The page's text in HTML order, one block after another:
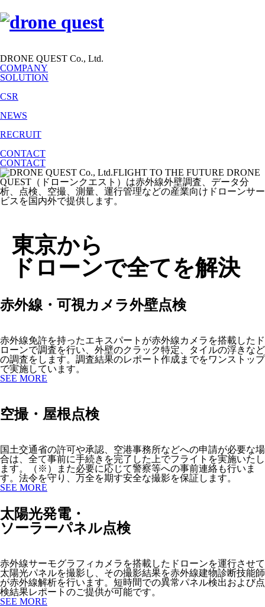
DRONE QUEST Co., Ltd.
COMPANY
SOLUTION
CSR
NEWS
RECRUIT
CONTACT
CONTACT
東京から
ドローンで全てを解決
赤外線・可視カメラ外壁点検
赤外線免許を持ったエキスパートが赤外線カメラを搭載したド
ローンで調査を行い、外壁のクラック特定、タイルの浮きなど
の調査をします。調査結果のレポート作成までをワンストップ
で実施しています。
SEE MORE
空撮・屋根点検
国土交通省の許可や承認、空港事務所などへの申請が必要な場
合は、全て事前に手続きを完了した上でフライトを実施いたし
ます。（※）また必要に応じて警察等への事前連絡も行いま
す。法令を守り、万全を期す安全な撮影を保証します。
SEE MORE
太陽光発電・
ソーラーパネル点検
赤外線サーモグラフィカメラを搭載したドローンを運行させて
太陽光パネルを撮影し、その撮影結果を赤外線建物診断技能師
が赤外線解析を行います。短時間での異常パネル検出および点
検結果レポートのご提供が可能です。
SEE MORE